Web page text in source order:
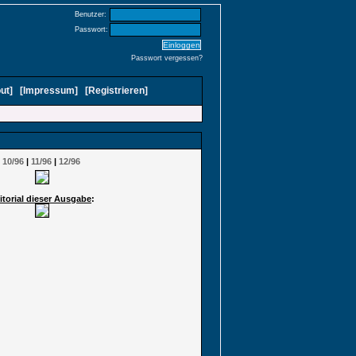
Benutzer:
Passwort:
Passwort vergessen?
] [ Impressum] [Registrieren]
10/96| 11/96| 12/96
dieser Ausgabe: